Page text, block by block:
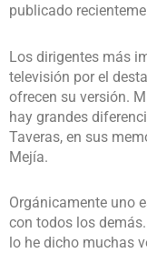
publicado
Los dirigentes más
televisión por el
ofrecen su versión.
hay grandes
Taveras, en sus
Mejía.
Orgánicamente uno
con todos los
lo he dicho muchas